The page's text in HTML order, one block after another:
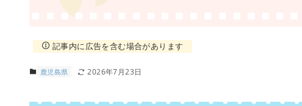
記事内に広告を含む場合があります
鹿児島県 2026年7月23日